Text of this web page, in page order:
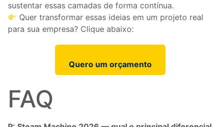
sustentar essas camadas de forma contínua.
Quer transformar essas ideias em um projeto real
para sua empresa? Clique abaixo:
Quero um orçamento
FAQ